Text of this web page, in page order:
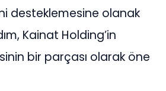
desteklemesine olanak
Kainat Holding’in
bir parçası olarak öne